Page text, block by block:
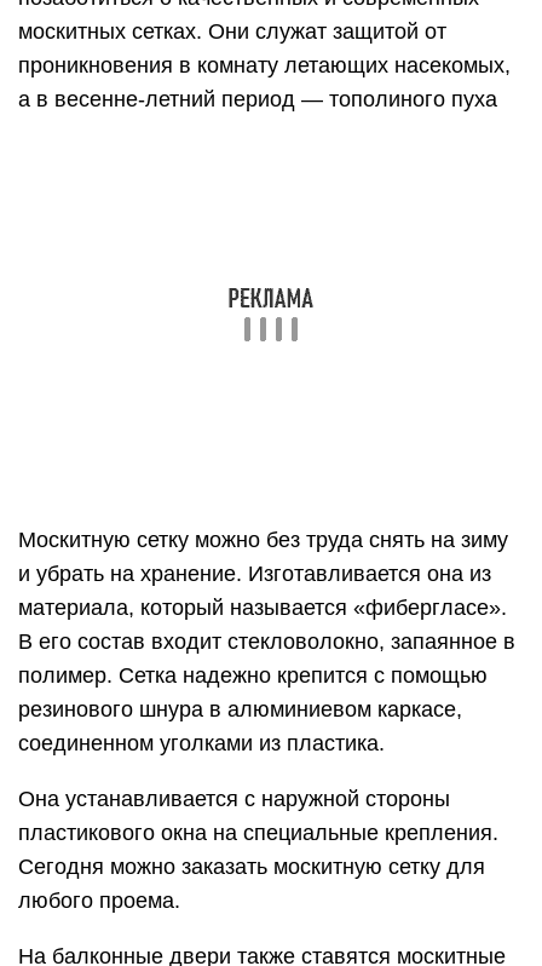
Она устанавливается с наружной стороны
пластикового окна на специальные крепления.
Сегодня можно заказать москитную сетку для
защелкой с обратной стороны. Несмотря на
удобство эксплуатации, они недолговечны и
хорошую видимость и не меняется с течением
времени. За сеткой достаточно просто
ухаживать: достаточно лишь периодически
протирать ее влажной тряпкой.
На этих фото показаны пластиковые окна с
подоконниками и натянутой москитной сеткой:
Заключительные разделы статьи посвящены
тому, какая фурнитура лучше подойдет для
пластиковых окон, и как за ней ухаживать.
Размеры оконных конструкций